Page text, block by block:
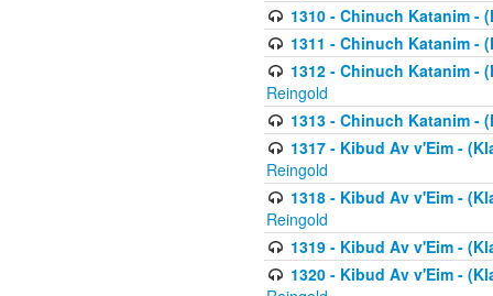
1310 - Chinuch Katanim -
1311 - Chinuch Katanim -
1312 - Chinuch Katanim -
Reingold
1313 - Chinuch Katanim -
1317 - Kibud Av v'Eim -
Reingold
1318 - Kibud Av v'Eim -
Reingold
1319 - Kibud Av v'Eim -
1320 - Kibud Av v'Eim -